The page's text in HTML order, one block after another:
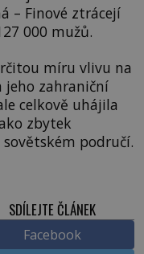
– Finové ztrácejí
000 mužů.
míru vlivu na
jeho zahraniční
celkově uhájila
zbytek
područí.
SDÍLEJTE ČLÁNEK
Facebook